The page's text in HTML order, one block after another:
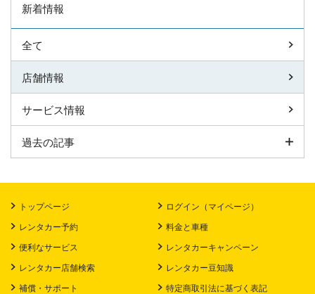
新着情報
全て
店舗情報
サービス情報
過去の記事
トップページ
ログイン（マイページ）
レンタカー予約
料金と車種
便利なサービス
レンタカーキャンペーン
レンタカー店舗検索
レンタカー豆知識
補償・サポート
特定商取引法に基づく表記